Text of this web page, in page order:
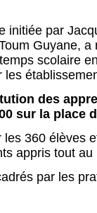
initiée par
Guyane,
scolaire
les
des
sur la place
les 360 élèves
appris tout au
par les